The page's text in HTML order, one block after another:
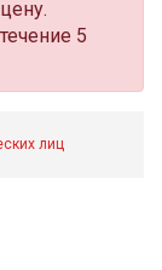
5
лиц